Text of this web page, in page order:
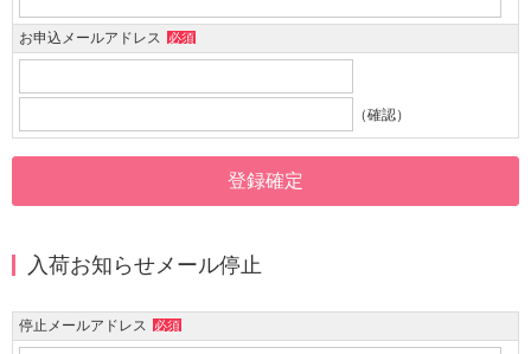
お申込メールアドレス 必須
（確認）
入荷お知らせメール停止
停止メールアドレス 必須